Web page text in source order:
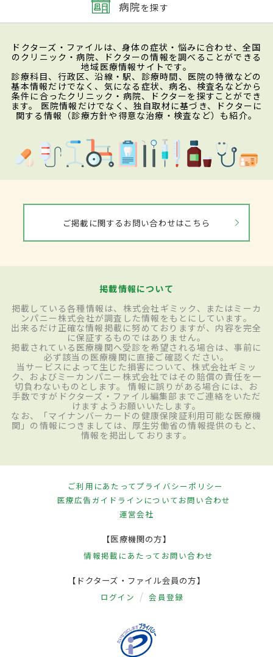
病院を探す
ドクターズ・ファイルは、身体の症状・悩みに合わせ、全国
のクリニック・病院、ドクターの情報を調べることができる
地域医療情報サイトです。
診療科目、行政区、沿線・駅、診療時間、医院の特徴などの
基本情報だけでなく、気になる症状、病名、検査名などから
条件に合ったクリニック・病院、ドクターを探すことができ
ます。 医院情報だけでなく、独自取材に基づき、ドクターに
関する情報（診療方針や得意な治療・検査など）も紹介。
ご掲載に関するお問い合わせはこちら
掲載情報について
掲載している各種情報は、株式会社ギミック、またはミーカ
ンパニー株式会社が調査した情報をもとにしています。
出来るだけ正確な情報掲載に努めておりますが、内容を完全
に保証するものではありません。
掲載されている医療機関へ受診を希望される場合は、事前に
必ず該当の医療機関に直接ご確認ください。
当サービスによって生じた損害について、株式会社ギミッ
ク、およびミーカンパニー株式会社ではその賠償の責任を一
切負わないものとします。 情報に誤りがある場合には、お
手数ですがドクターズ・ファイル編集部までご連絡をいただ
けますようお願いいたします。
なお、「マイナンバーカードの健康保険証利用可能な医療機
関」の情報につきましては、厚生労働省の情報提供のもと、
情報を掲出しております。
ご利用にあたってプライバシーポリシー
医療広告ガイドラインについてお問い合わせ
運営会社
【医療機関の方】
情報掲載にあたって お問い合わせ
【ドクターズ・ファイル会員の方】
ログイン 会員登録